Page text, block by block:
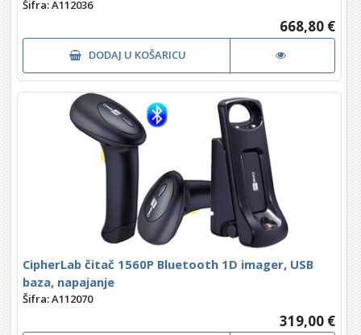
Šifra: A112036
668,80 €
DODAJ U KOŠARICU
CipherLab čitač 1560P Bluetooth 1D imager, USB
baza, napajanje
Šifra: A112070
319,00 €